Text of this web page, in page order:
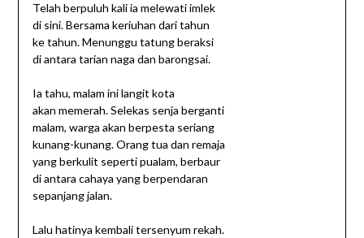
Telah berpuluh kali ia melewati imlek
di sini. Bersama keriuhan dari tahun
ke tahun. Menunggu tatung beraksi
di antara tarian naga dan barongsai.
Ia tahu, malam ini langit kota
akan memerah. Selekas senja berganti
malam, warga akan berpesta seriang
kunang-kunang. Orang tua dan remaja
yang berkulit seperti pualam, berbaur
di antara cahaya yang berpendaran
sepanjang jalan.
Lalu hatinya kembali tersenyum rekah.